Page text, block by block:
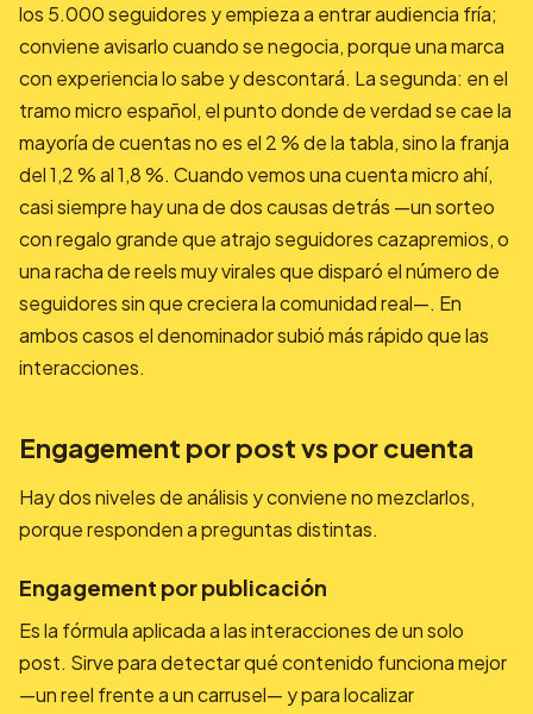
los 5.000 seguidores y empieza a entrar audiencia fría;
conviene avisarlo cuando se negocia, porque una marca
con experiencia lo sabe y descontará. La segunda: en el
tramo micro español, el punto donde de verdad se cae la
mayoría de cuentas no es el 2 % de la tabla, sino la franja
del 1,2 % al 1,8 %. Cuando vemos una cuenta micro ahí,
casi siempre hay una de dos causas detrás —un sorteo
con regalo grande que atrajo seguidores cazapremios, o
una racha de reels muy virales que disparó el número de
seguidores sin que creciera la comunidad real—. En
ambos casos el denominador subió más rápido que las
interacciones.
Engagement por post vs por cuenta
Hay dos niveles de análisis y conviene no mezclarlos,
porque responden a preguntas distintas.
Engagement por publicación
Es la fórmula aplicada a las interacciones de un solo
post. Sirve para detectar qué contenido funciona mejor
—un reel frente a un carrusel— y para localizar